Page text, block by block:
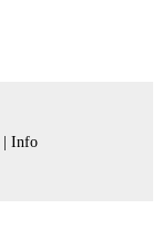
Info